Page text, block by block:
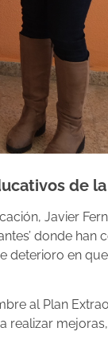
de
Javier
donde
en
al Plan
realizar